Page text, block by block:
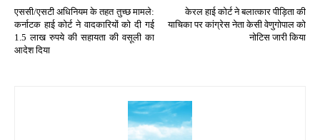
एससी/एसटी अधिनियम के तहत तुच्छ मामले:
कर्नाटक हाई कोर्ट ने वादकारियों को दी गई
1.5 लाख रुपये की सहायता की वसूली का
आदेश दिया
केरल हाई कोर्ट ने बलात्कार पीड़िता की
याचिका पर कांग्रेस नेता केसी वेणुगोपाल को
नोटिस जारी किया